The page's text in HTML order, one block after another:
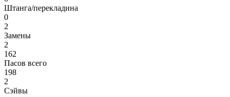
Штанга/перекладина
0
2
Замены
2
162
Пасов всего
198
2
Сэйвы